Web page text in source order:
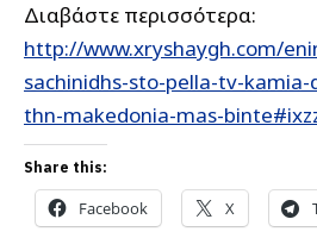
Διαβάστε περισσότερα:
http://www.xryshaygh.com/
sachinidhs-sto-pella-tv-
thn-makedonia-mas-
Share this:
Facebook X